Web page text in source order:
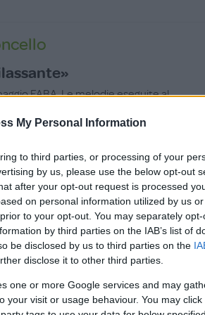
My Personal Information
to third parties, or processing of your
by us, please use the below opt-out
after your opt-out request is processed
on personal information utilized by us
to your opt-out. You may separately
by third parties on the IAB’s list of
be disclosed by us to third parties on the
disclose it to other third parties.
one or more Google services and may
your visit or usage behaviour. You may
FABA. Le melodie eseguite al
Da musicista, ho trovato molto
del violoncello e avvicinarli alla musica
sapere che è un contenuto
ideale per creare un’atmosfera
per migliorarlo: l’ho trovato
Sì, lo ricomprerei volentieri e lo
un’esperienza musicale di